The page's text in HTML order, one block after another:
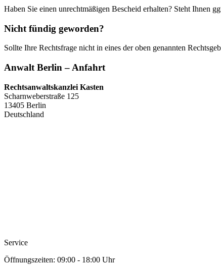
Haben Sie einen unrechtmäßigen Bescheid erhalten? Steht Ihnen
Nicht fündig geworden?
Sollte Ihre Rechtsfrage nicht in eines der oben genannten
Anwalt Berlin – Anfahrt
Rechtsanwaltskanzlei Kasten
Scharnweberstraße 125
13405 Berlin
Deutschland
Service
Öffnungszeiten: 09:00 - 18:00 Uhr